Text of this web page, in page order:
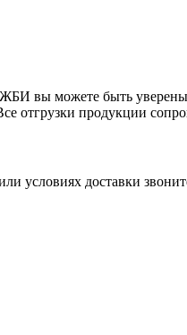
вы можете быть
отгрузки продукции
условиях доставки